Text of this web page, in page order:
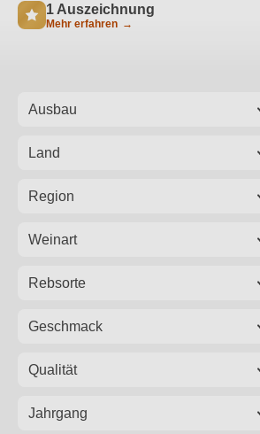
1 Auszeichnung
Mehr erfahren →
Ausbau
Land
Region
Weinart
Rebsorte
Geschmack
Qualität
Jahrgang